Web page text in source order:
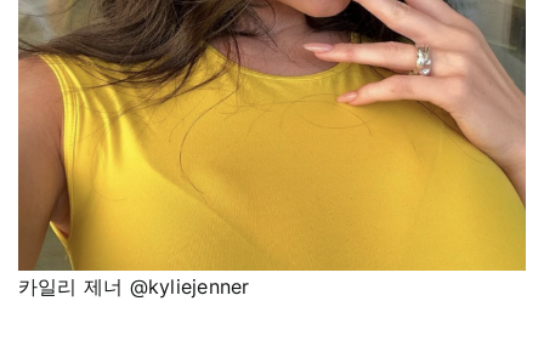
카일리 제너 @kyliejenner